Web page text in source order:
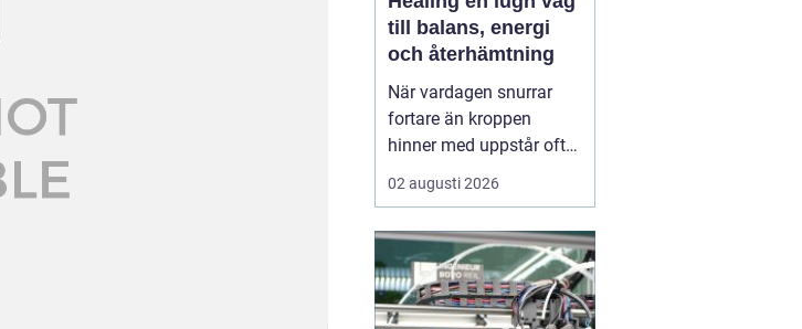
till balans, energi
och återhämtning
När vardagen snurrar
fortare än kroppen
hinner med uppstår ofta
spänningar, oro och
trötthet som inte går att
Många börjar då söka
efter metoder som kan
skapa lugn på djupet,
02 augusti 2026